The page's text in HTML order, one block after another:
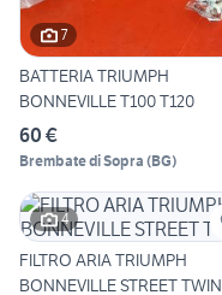
7
BATTERIA TRIUMPH
BONNEVILLE T100 T120
60 €
Brembate di Sopra (BG)
4
FILTRO ARIA TRIUMPH
BONNEVILLE STREET TWIN